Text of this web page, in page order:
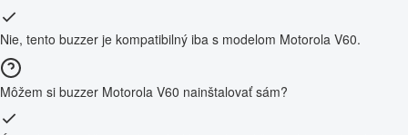
Nie, tento buzzer je kompatibilný iba s modelom Motorola V60.
Môžem si buzzer Motorola V60 nainštalovať sám?